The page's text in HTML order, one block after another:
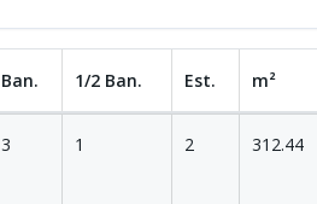
Ban. 1/2 Ban. Est. m²
3 1 2 312.44